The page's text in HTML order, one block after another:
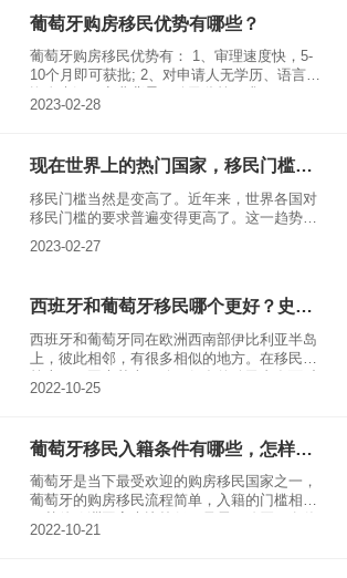
排名第二。
葡萄牙购房移民优势有哪些？
葡萄牙购房移民优势有： 1、审理速度快，5-
10个月即可获批; 2、对申请人无学历、语言、
2023-02-28
现在世界上的热门国家，移民门槛变高了还是变低了？
移民门槛当然是变高了。近年来，世界各国对
移民门槛的要求普遍变得更高了。这一趋势是
全问题，加强了对移民政策的监管和管理。
2023-02-27
西班牙和葡萄牙移民哪个更好？史上最全对比
西班牙和葡萄牙同在欧洲西南部伊比利亚半岛
上，彼此相邻，有很多相似的地方。在移民政
这两个国家时难免会想西班牙和葡萄牙移民哪
2022-10-25
葡萄牙移民入籍条件有哪些，怎样才能快速移民葡萄牙？
葡萄牙是当下最受欢迎的购房移民国家之一，
葡萄牙的购房移民流程简单，入籍的门槛相对
值不低于50万欧元的房产即可，可以快速获得
2022-10-21